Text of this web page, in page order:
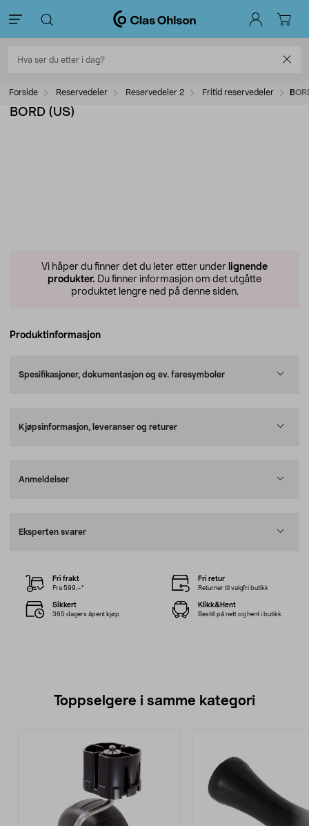
Forside Reservedeler Reservedeler 2 Fritid reservedeler
BORD (US)
Vi håper du finner det du leter etter under lignende
produkter. Du finner informasjon om det utgåtte
produktet lengre ned på denne siden.
Produktinformasjon
Spesifikasjoner, dokumentasjon og ev. faresymboler
Kjøpsinformasjon, leveranser og returer
Anmeldelser
Eksperten svarer
Fri frakt
Fra 599,–*
Fri retur
Returner til valgfri butikk
Sikkert
365 dagers åpent kjøp
Klikk&Hent
Bestill på nett og hent i butikk
Toppselgere i samme kategori